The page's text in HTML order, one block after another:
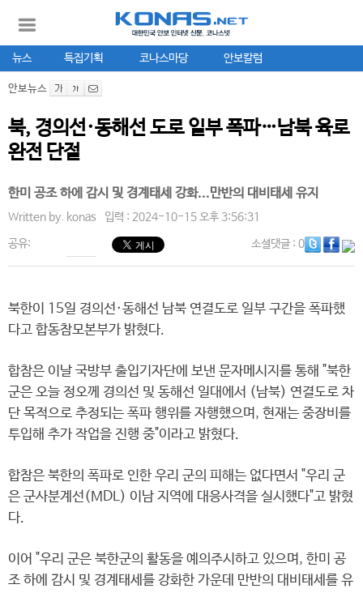
뉴스 특집기획 코나스마당 안보칼럼
안보뉴스
북, 경의선·동해선 도로 일부 폭파…남북 육로
완전 단절
한미 공조 하에 감시 및 경계태세 강화...만반의 대비태세 유지
Written by. konas 입력 : 2024-10-15 오후 3:56:31
공유: 소셜댓글: 0
북한이 15일 경의선·동해선 남북 연결도로 일부 구간을 폭파했
다고 합동참모본부가 밝혔다.
합참은 이날 국방부 출입기자단에 보낸 문자메시지를 통해 "북한
군은 오늘 정오께 경의선 및 동해선 일대에서 (남북) 연결도로 차
단 목적으로 추정되는 폭파 행위를 자행했으며, 현재는 중장비를
투입해 추가 작업을 진행 중"이라고 밝혔다.
합참은 북한의 폭파로 인한 우리 군의 피해는 없다면서 "우리 군
은 군사분계선(MDL) 이남 지역에 대응사격을 실시했다"고 밝혔
다.
이어 "우리 군은 북한군의 활동을 예의주시하고 있으며, 한미 공
조 하에 감시 및 경계태세를 강화한 가운데 만반의 대비태세를 유